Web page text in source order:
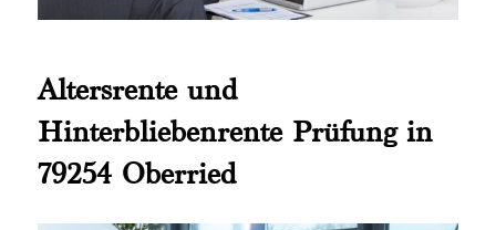
Altersrente und
Hinterbliebenrente Prüfung in
79254 Oberried